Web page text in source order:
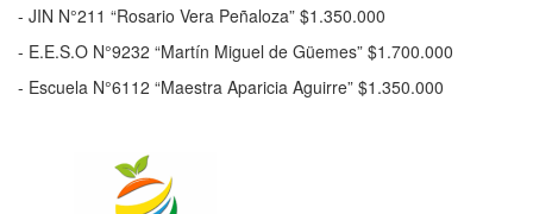
- JIN N°211 “Rosario Vera Peñaloza” $1.350.000
- E.E.S.O N°9232 “Martín Miguel de Güemes” $1.700.000
- Escuela N°6112 “Maestra Aparicia Aguirre” $1.350.000